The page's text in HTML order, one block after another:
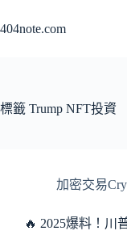
至
容
404note.com
標籤 Trump NFT投資
加密交易
🔥 2025爆料！川